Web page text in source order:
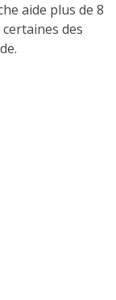
aide plus de 8
des